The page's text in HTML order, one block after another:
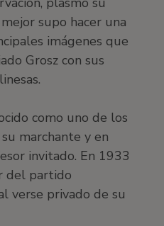
supo hacer una
imágenes que
Grosz con sus
como uno de los
marchante y en
invitado. En 1933
del partido
verse privado de su